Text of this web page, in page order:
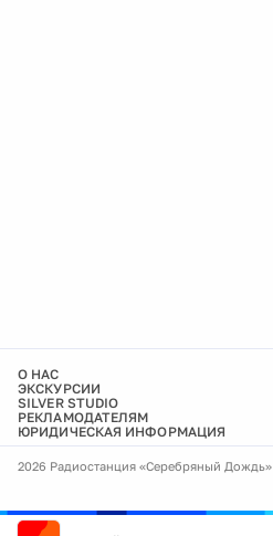
О НАС
ЭКСКУРСИИ
SILVER STUDIO
РЕКЛАМОДАТЕЛЯМ
ЮРИДИЧЕСКАЯ ИНФОРМАЦИЯ
2026 Радиостанция «Серебряный Дождь»